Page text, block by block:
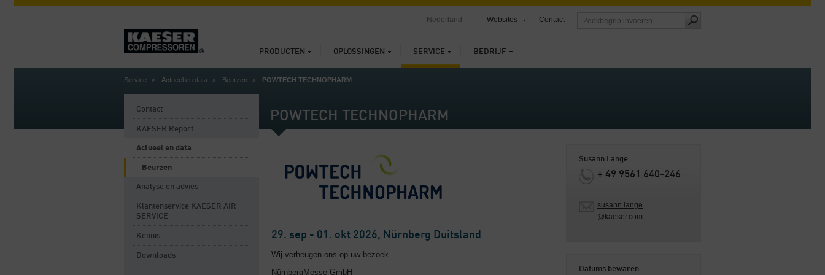
PRODUCTEN OPLOSSINGEN SERVICE BEDRIJF
Nederland Websites Contact
Service Actueel en data Beurzen POWTECH TECHNOPHARM
POWTECH TECHNOPHARM
Contact
KAESER Report
Actueel en data
Beurzen
Analyse en advies
Klantenservice KAESER AIR
SERVICE
Kennis
Downloads
29. sep - 01. okt 2026, Nürnberg Duitsland
Wij verheugen ons op uw bezoek
NürnbergMesse GmbH
Susann Lange
+ 49 9561 640-246
susann.lange
@kaeser.com
Datums bewaren